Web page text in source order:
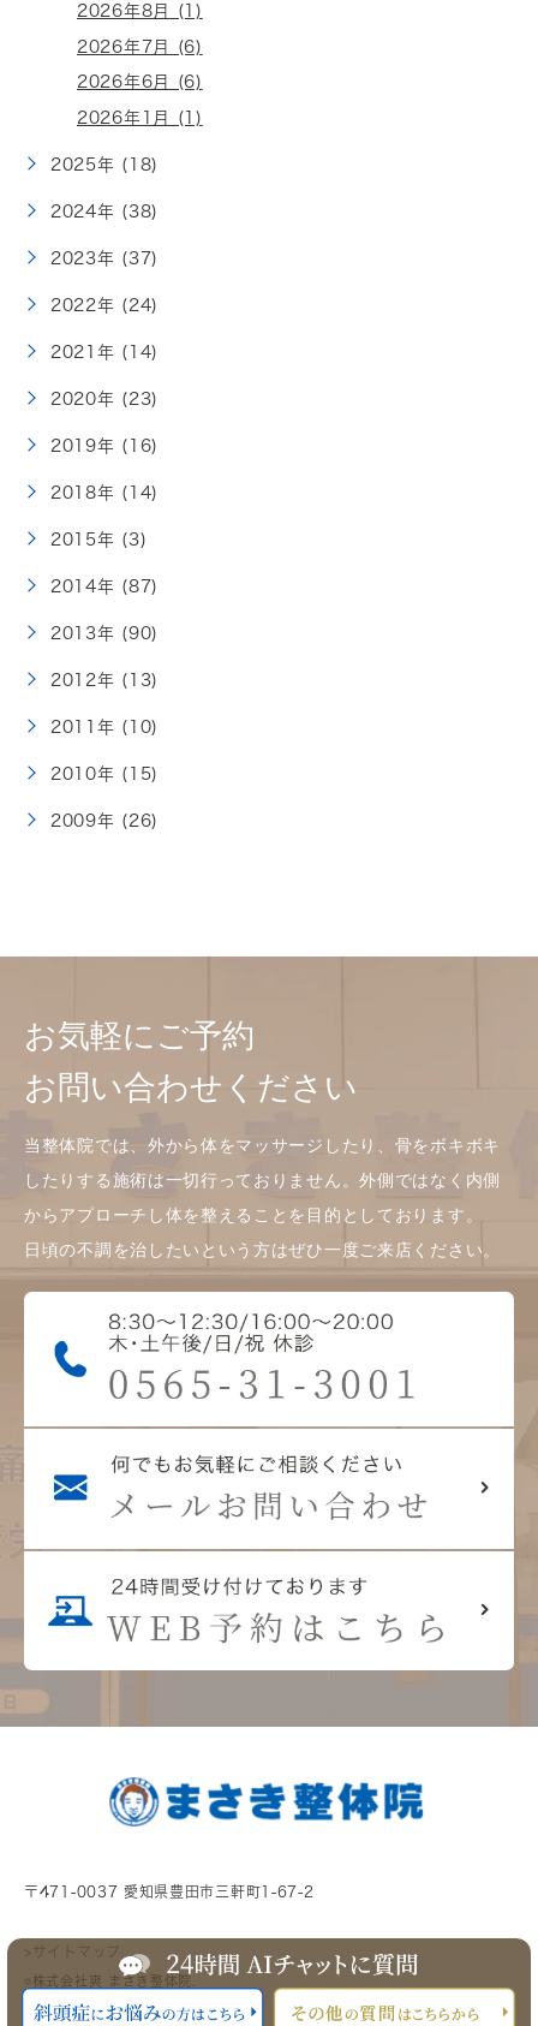
2026年8月 (1)
2026年7月 (6)
2026年6月 (6)
2026年1月 (1)
2025年 (18)
2024年 (38)
2023年 (37)
2022年 (24)
2021年 (14)
2020年 (23)
2019年 (16)
2018年 (14)
2015年 (3)
2014年 (87)
2013年 (90)
2012年 (13)
2011年 (10)
2010年 (15)
2009年 (26)
お気軽にご予約
お問い合わせください
当整体院では、外から体をマッサージしたり、骨をボキボキ
したりする施術は一切行っておりません。外側ではなく内側
からアプローチし体を整えることを目的としております。
日頃の不調を治したいという方はぜひ一度ご来店ください。
〒471-0037 愛知県豊田市三軒町1-67-2
>サイトマップ
©株式会社爽 まさき整体院.